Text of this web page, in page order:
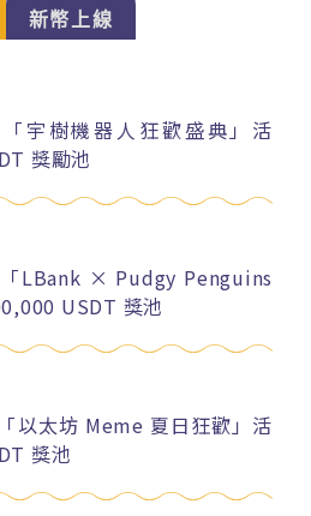
新幣上線
宇樹機器人狂歡盛典」活
獎勵池
LBank × Pudgy Penguins
USDT 獎池
以太坊 Meme 夏日狂歡」活
獎池